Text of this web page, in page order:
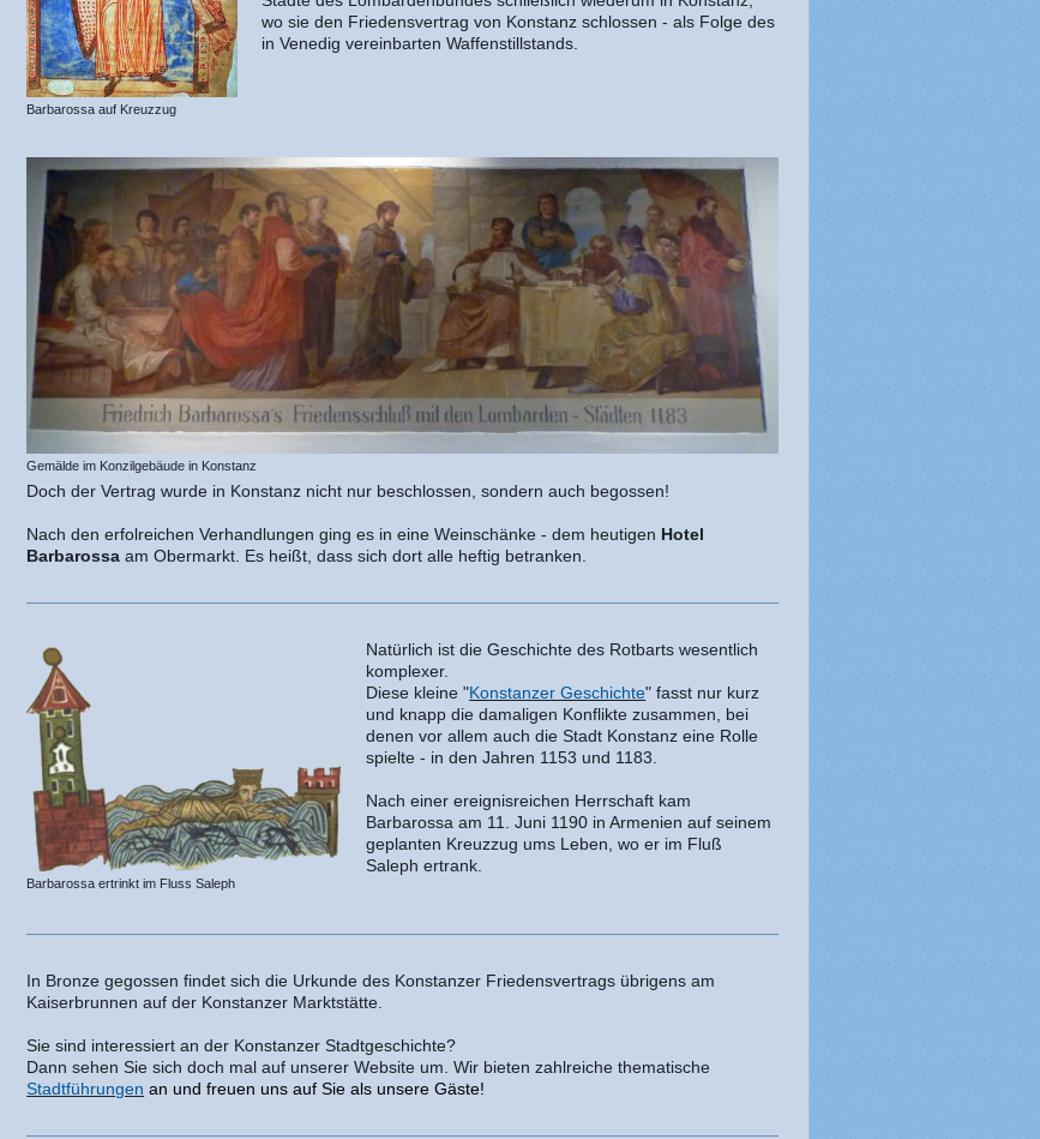
Barbarossa auf Kreuzzug
wo sie den Friedensvertrag von Konstanz schlossen - als Folge des
in Venedig vereinbarten Waffenstillstands.
Gemälde im Konzilgebäude in Konstanz
Doch der Vertrag wurde in Konstanz nicht nur beschlossen, sondern auch begossen!
Nach den erfolreichen Verhandlungen ging es in eine Weinschänke - dem heutigen Hotel
Barbarossa am Obermarkt. Es heißt, dass sich dort alle heftig betranken.
Barbarossa ertrinkt im Fluss Saleph
Natürlich ist die Geschichte des Rotbarts wesentlich
komplexer.
Diese kleine "Konstanzer Geschichte" fasst nur kurz
und knapp die damaligen Konflikte zusammen, bei
denen vor allem auch die Stadt Konstanz eine Rolle
spielte - in den Jahren 1153 und 1183.
Nach einer ereignisreichen Herrschaft kam
Barbarossa am 11. Juni 1190 in Armenien auf seinem
geplanten Kreuzzug ums Leben, wo er im Fluß
Saleph ertrank.
In Bronze gegossen findet sich die Urkunde des Konstanzer Friedensvertrags übrigens am
Kaiserbrunnen auf der Konstanzer Marktstätte.
Sie sind interessiert an der Konstanzer Stadtgeschichte?
Dann sehen Sie sich doch mal auf unserer Website um. Wir bieten zahlreiche thematische
Stadtführungen an und freuen uns auf Sie als unsere Gäste!